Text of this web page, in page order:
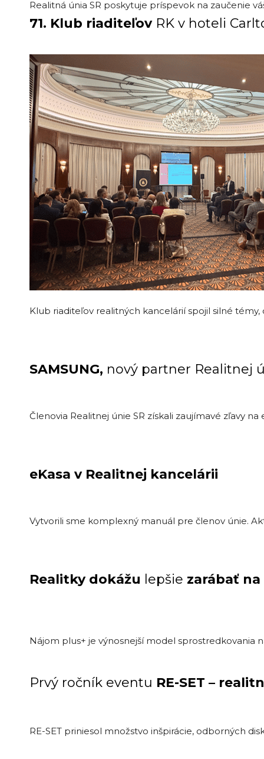
Realitná únia SR poskytuje príspevok na zaučenie
71. Klub riaditeľov RK v hoteli
Klub riaditeľov realitných kancelárií spojil silné
SAMSUNG, nový partner Realitnej
Členovia Realitnej únie SR získali zaujímavé zľavy
eKasa v Realitnej kancelárii
Vytvorili sme komplexný manuál pre členov únie.
Realitky dokážu lepšie zarábať
Nájom plus+ je výnosnejší model sprostredkovania
Prvý ročník eventu RE-SET –
RE-SET priniesol množstvo inšpirácie, odborných